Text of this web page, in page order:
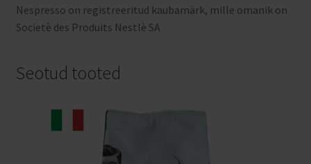
Nespresso on registreeritud kaubamärk, mille omanik on
Societè des Produits Nestlè SA
Seotud tooted